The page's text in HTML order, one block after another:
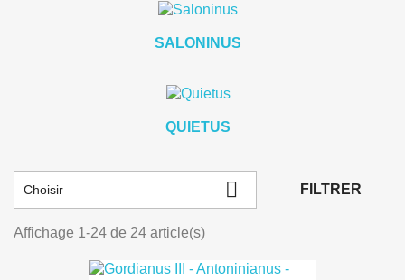
SALONINUS
QUIETUS
Choisir  FILTRER
Affichage 1-24 de 24 article(s)